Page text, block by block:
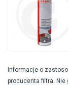
Informacje o
producenta filtra. Nie